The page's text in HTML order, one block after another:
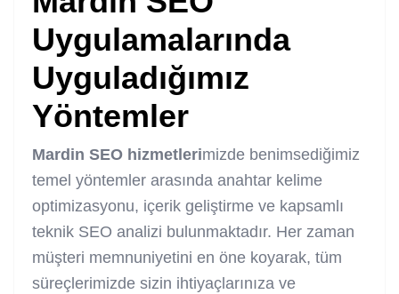
Uygulamalarında
Uyguladığımız
Yöntemler
Mardin SEO hizmetlerimizde benimsediğimiz
temel yöntemler arasında anahtar kelime
optimizasyonu, içerik geliştirme ve kapsamlı
teknik SEO analizi bulunmaktadır. Her zaman
müşteri memnuniyetini en öne koyarak, tüm
süreçlerimizde sizin ihtiyaçlarınıza ve